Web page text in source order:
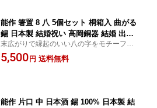
能作 箸置 8 八 5個セット 桐箱入 曲がる
錫 日本製 結婚祝い 高岡銅器 結婚 出産
内祝い 引き出物 金婚式 誕生日 プレゼ
ント ギフト 父の日 還暦祝い 古希 喜寿
末広がりで縁起のいい八の字をモチーフに
した箸置きセットメール便対応
5,500 円 送料無料
能作 片口 中 日本酒 錫 100% 日本製 結